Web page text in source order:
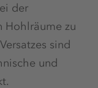
der
Hohlräume zu
sind
und